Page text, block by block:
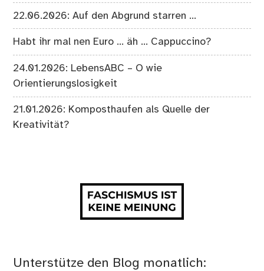
22.06.2026: Auf den Abgrund starren …
Habt ihr mal nen Euro … äh … Cappuccino?
24.01.2026: LebensABC – O wie
Orientierungslosigkeit
21.01.2026: Komposthaufen als Quelle der
Kreativität?
Unterstütze den Blog monatlich: